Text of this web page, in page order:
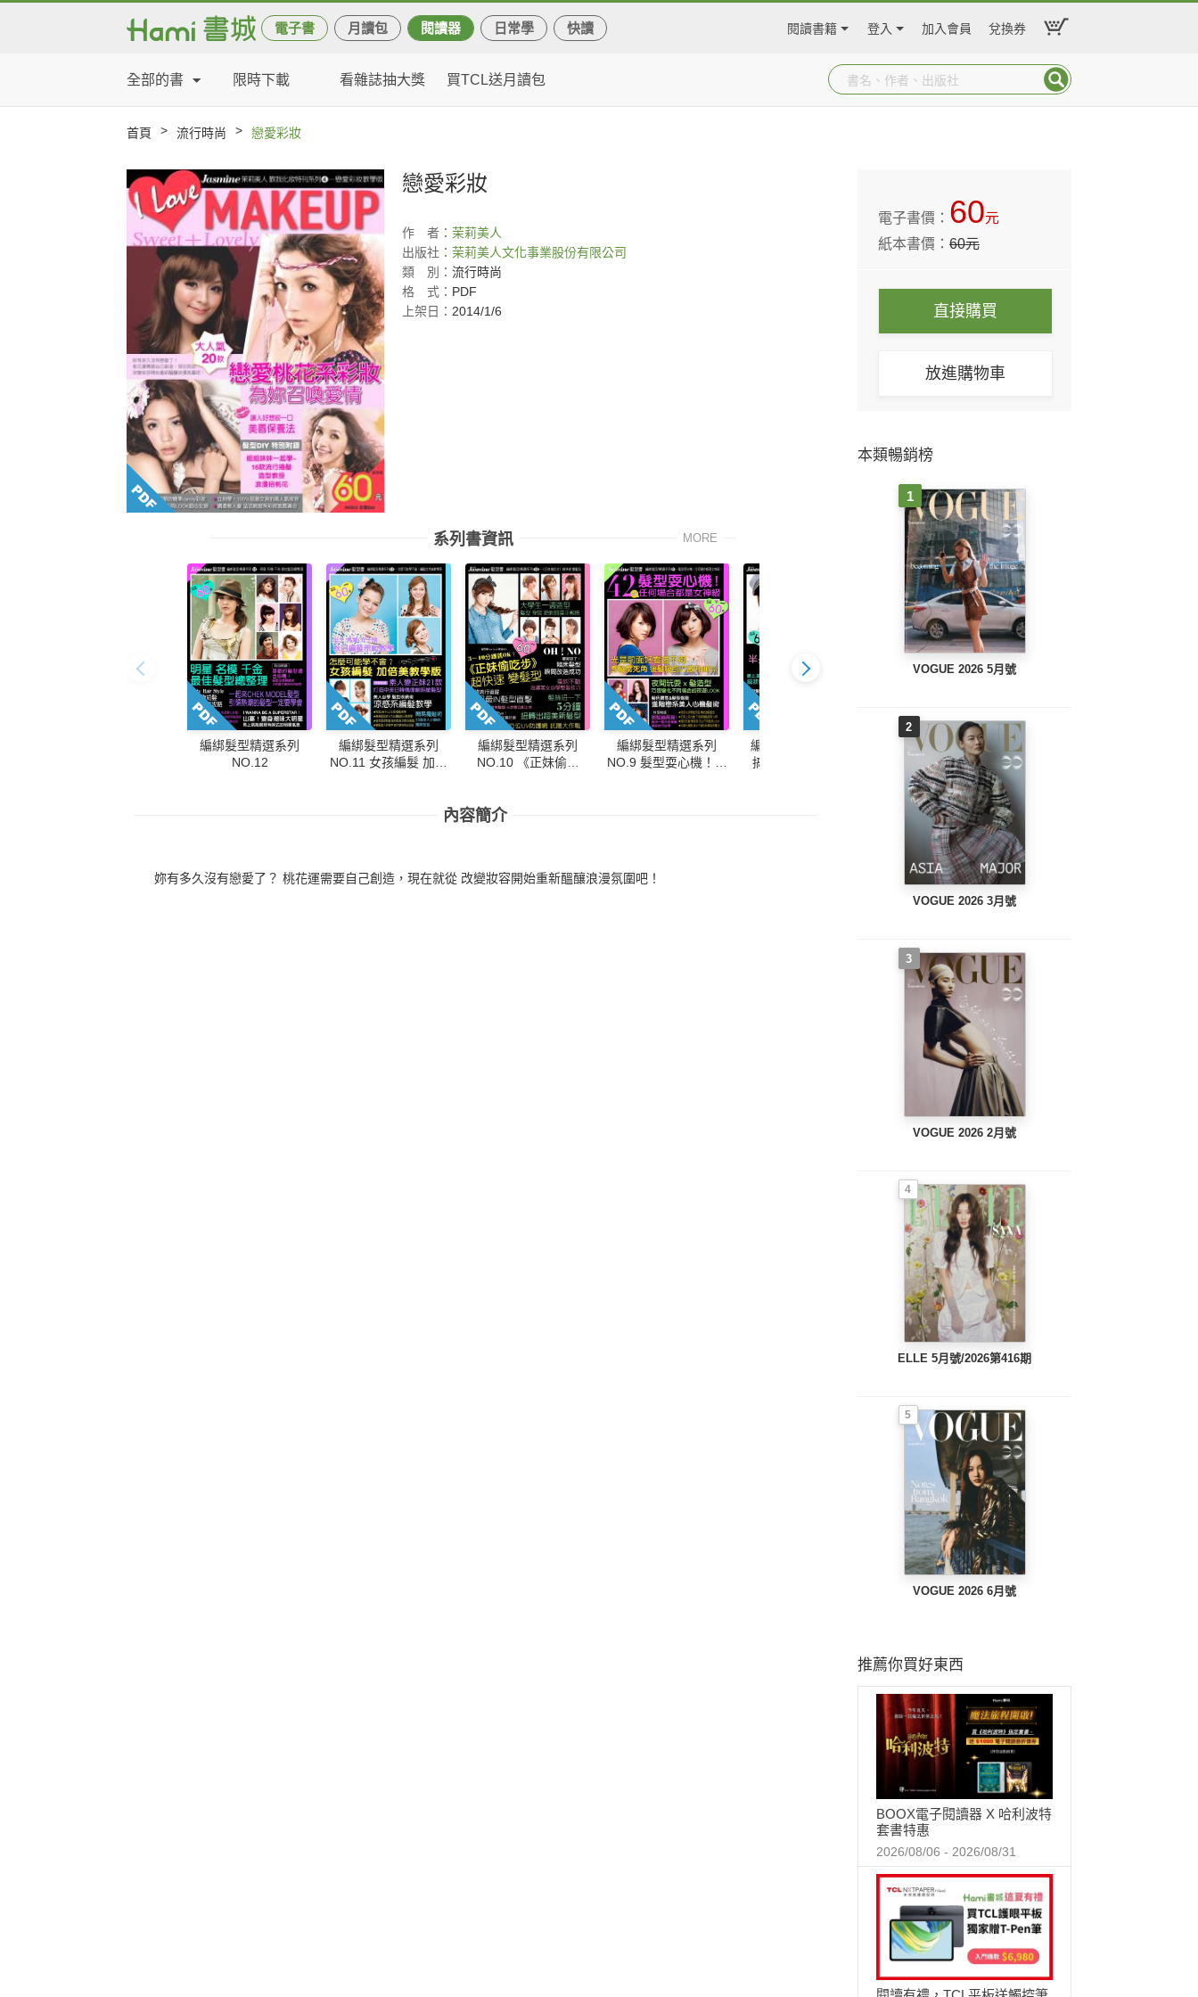
電子書 月讀包 閱讀器 日常學 快讀 閱讀書籍 登入 加入會員 兌換券
全部的書 限時下載 看雜誌抽大獎 買TCL送月讀包
首頁 > 流行時尚 > 戀愛彩妝
戀愛彩妝
作 者： 茉莉美人
出版社： 茉莉美人文化事業股份有限公司
類
別： 流行時尚
格
式： PDF
上架日： 2014/1/6
系列書資訊 MORE
編綁髮型精選系列
NO.12
編綁髮型精選系列
NO.11 女孩編髮 加倍
編綁髮型精選系列
NO.10 《正妹偷吃
編綁髮型精選系列
NO.9 髮型耍心機！任
編綁髮型精選系列 8
搞定3大難纏髮造型
編綁髮型精選系列 7
— 挑戰10分鐘就出門
的流行髮型
編綁髮型精選系列6-髮
內容簡介
妳有多久沒有戀愛了？ 桃花運需要自己創造，現在就從 改變妝容開始重新醞釀浪漫氛圍吧！
電子書價： 60元
紙本書價：60元
直接購買
放進購物車
本類暢銷榜
1
VOGUE 2026 5月號
2
VOGUE 2026 3月號
3
VOGUE 2026 2月號
4
ELLE 5月號/2026第416期
5
VOGUE 2026 6月號
推薦你買好東西
BOOX電子閱讀器 X 哈利波特
套書特惠
2026/08/06 - 2026/08/31